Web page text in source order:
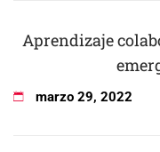
Aprendizaje
marzo 29, 2022